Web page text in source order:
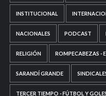
INSTITUCIONAL
NACIONALES PODCAST
RELIGIÓN ROMPECABEZAS -
SARANDÍ GRANDE
TERCER TIEMPO - FÚTBOL Y